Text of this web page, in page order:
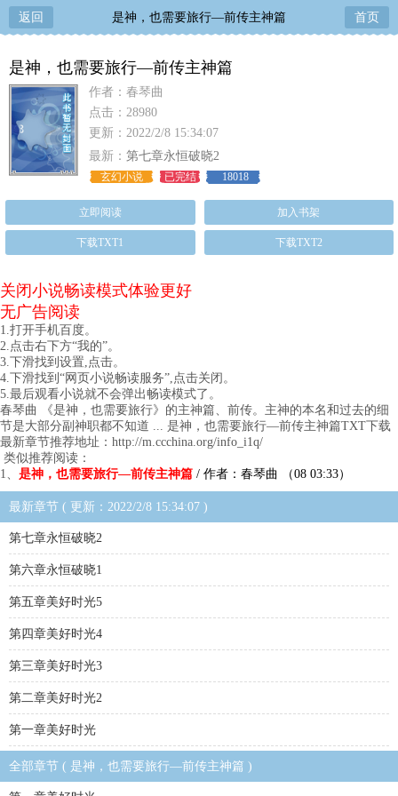
返回 是神，也需要旅行—前传主神篇 首页
是神，也需要旅行—前传主神篇
作者：春琴曲
点击：28980
更新：2022/2/8 15:34:07
最新： 第七章永恒破晓2
玄幻小说 已完结 18018
立即阅读 加入书架
下载TXT1 下载TXT2
关闭小说畅读模式体验更好
无广告阅读
1.打开手机百度。
2.点击右下方“我的”。
3.下滑找到设置,点击。
4.下滑找到“网页小说畅读服务”,点击关闭。
5.最后观看小说就不会弹出畅读模式了。
春琴曲 《是神，也需要旅行》的主神篇、前传。主神的本名和过去的细
节是大部分副神职都不知道 ... 是神，也需要旅行—前传主神篇TXT下载
最新章节推荐地址：http://m.ccchina.org/info_i1q/
类似推荐阅读：
1、 是神，也需要旅行—前传主神篇 / 作者：春琴曲 （08 03:33）
最新章节 ( 更新：2022/2/8 15:34:07 )
第七章永恒破晓2
第六章永恒破晓1
第五章美好时光5
第四章美好时光4
第三章美好时光3
第二章美好时光2
第一章美好时光
全部章节 ( 是神，也需要旅行—前传主神篇 )